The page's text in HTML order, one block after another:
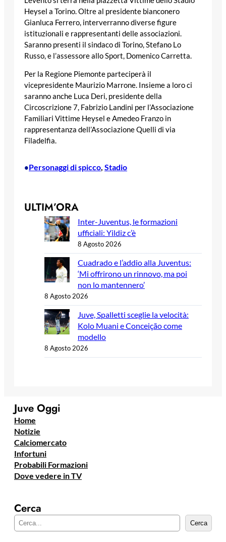
Heysel a Torino. Oltre al presidente bianconero
Gianluca Ferrero, interverranno diverse figure
istituzionali e rappresentanti delle associazioni.
Saranno presenti il sindaco di Torino, Stefano Lo
Russo, e l’assessore allo Sport, Domenico Carretta.
Per la Regione Piemonte parteciperà il
vicepresidente Maurizio Marrone. Insieme a loro ci
saranno anche Luca Deri, presidente della
Circoscrizione 7, Fabrizio Landini per l’Associazione
Familiari Vittime Heysel e Amedeo Franzo in
rappresentanza dell’Associazione Quelli di via
Filadelfia.
•Personaggi di spicco, Stadio
ULTIM’ORA
Inter-Juventus, le formazioni
ufficiali: Yildiz c’è
8 Agosto 2026
Cuadrado e l’addio alla Juventus:
‘Mi offrirono un rinnovo, ma poi
non lo mantennero’
8 Agosto 2026
Juve, Spalletti sceglie la velocità:
Kolo Muani e Conceição come
modello
8 Agosto 2026
Juve Oggi
Home
Notizie
Calciomercato
Infortuni
Probabili Formazioni
Dove vedere in TV
Cerca
e
Cerca